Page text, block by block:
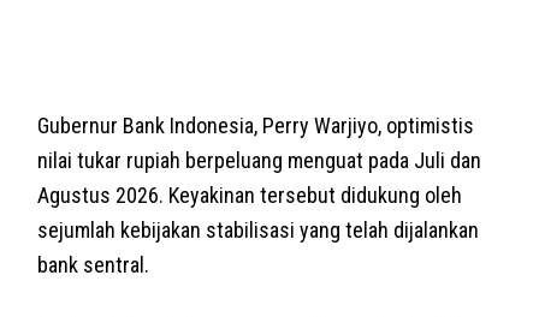
Gubernur Bank Indonesia, Perry Warjiyo, optimistis
nilai tukar rupiah berpeluang menguat pada Juli dan
Agustus 2026. Keyakinan tersebut didukung oleh
sejumlah kebijakan stabilisasi yang telah dijalankan
bank sentral.